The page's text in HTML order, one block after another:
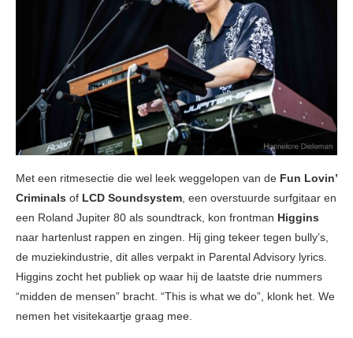
Met een ritmesectie die wel leek weggelopen van de Fun Lovin’
Criminals of LCD Soundsystem, een overstuurde surfgitaar en
een Roland Jupiter 80 als soundtrack, kon frontman Higgins
naar hartenlust rappen en zingen. Hij ging tekeer tegen bully’s,
de muziekindustrie, dit alles verpakt in Parental Advisory lyrics.
Higgins zocht het publiek op waar hij de laatste drie nummers
“midden de mensen” bracht. “This is what we do”, klonk het. We
nemen het visitekaartje graag mee.